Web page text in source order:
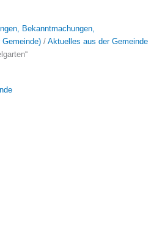
Bekanntmachungen,
/ Aktuelles aus der Gemeinde